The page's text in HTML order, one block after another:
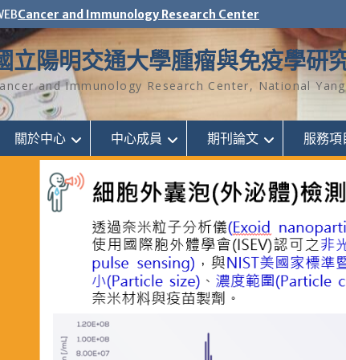
Cancer and Immunology Research Center
立陽明交通大學腫瘤與免疫學研
and Immunology Research Center, National
關於中心 中心成員 期刊論文 服務項